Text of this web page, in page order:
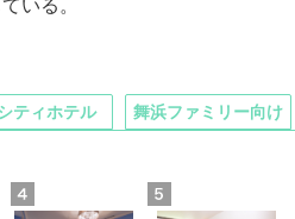
いる。
ティホテル 舞浜ファミリー向け